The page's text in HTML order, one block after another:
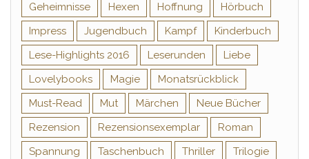
Geheimnisse
Hexen Hoffnung
Hörbuch
Impress
Jugendbuch Kampf
Kinderbuch
Lese-Highlights 2016
Leserunden
Liebe
Lovelybooks
Magie
Monatsrückblick
Must-Read
Mut Märchen
Neue Bücher
Rezension
Rezensionsexemplar
Roman
Spannung
Taschenbuch Thriller
Trilogie